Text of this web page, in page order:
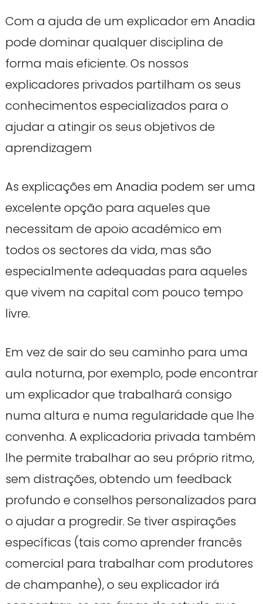
Com a ajuda de um explicador em Anadia
pode dominar qualquer disciplina de
forma mais eficiente. Os nossos
explicadores privados partilham os seus
conhecimentos especializados para o
ajudar a atingir os seus objetivos de
aprendizagem
As explicações em Anadia podem ser uma
excelente opção para aqueles que
necessitam de apoio académico em
todos os sectores da vida, mas são
especialmente adequadas para aqueles
que vivem na capital com pouco tempo
livre.
Em vez de sair do seu caminho para uma
aula noturna, por exemplo, pode encontrar
um explicador que trabalhará consigo
numa altura e numa regularidade que lhe
convenha. A explicadoria privada também
lhe permite trabalhar ao seu próprio ritmo,
sem distrações, obtendo um feedback
profundo e conselhos personalizados para
o ajudar a progredir. Se tiver aspirações
específicas (tais como aprender francês
comercial para trabalhar com produtores
de champanhe), o seu explicador irá